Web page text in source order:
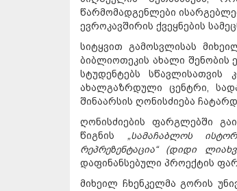
წარმომადგენლები
ევროკავშირის ქვეყნების
სიტყვით გამოსვლისას
ბიბლიოთეკის ახალი შენობის
სტუდენტებს სწავლისათვის
ახალგაზრდული ცენტრი,
შინაარსის ღონისძიება
ღონისძიების ფარგლებში
წიგნის „სამაჩაბლოს
რეპრეზენტაცია“ (დიდი
დაფინანსებული პროექტის
მიხეილ ჩხენკელმა გორის